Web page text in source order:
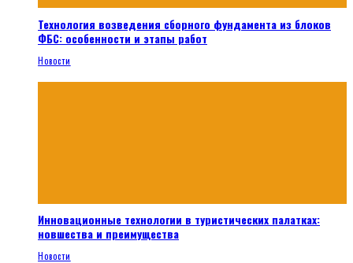
Технология возведения сборного фундамента из блоков
ФБС: особенности и этапы работ
Новости
Инновационные технологии в туристических палатках:
новшества и преимущества
Новости